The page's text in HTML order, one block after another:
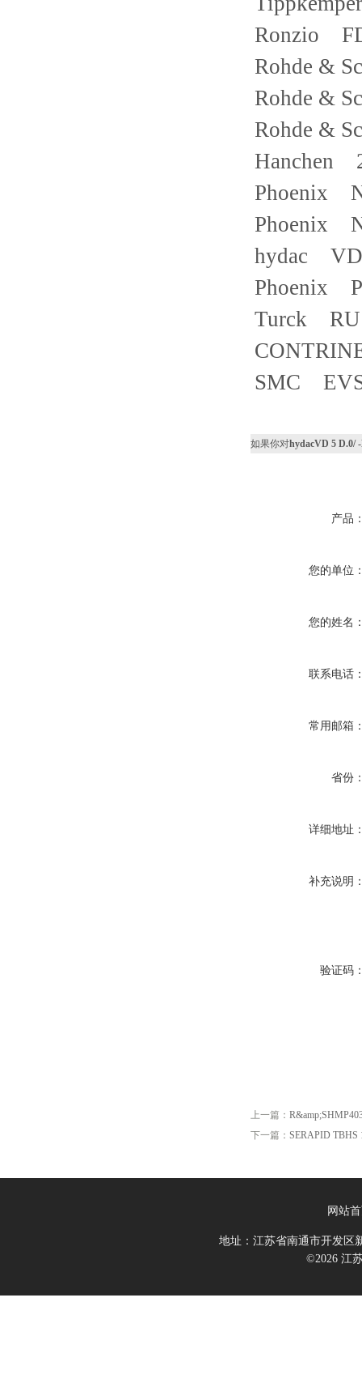
Ronzio
Rohde &
Rohde &
Rohde &
Hanchen
Phoenix
Phoenix
hydac VD
Phoenix
Turck
SMC
如果你对hydacVD 5 D.0/
产品
您的单位
您的姓名
联系电话
常用邮箱
省份
详细地址
补充说明
验证码
上一篇：
下一篇： SERAPID TBHS
网站
地址：江苏省南通市开发区
©2026 江